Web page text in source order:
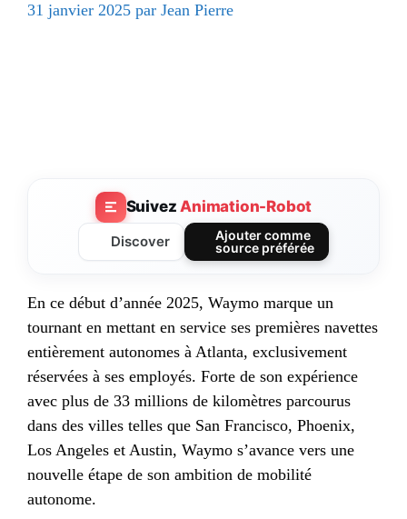
31 janvier 2025 par Jean Pierre
SuivezAnimation-Robot
Discover
Ajouter comme
source préférée
En ce début d’année 2025, Waymo marque un
tournant en mettant en service ses premières navettes
entièrement autonomes à Atlanta, exclusivement
réservées à ses employés. Forte de son expérience
avec plus de 33 millions de kilomètres parcourus
dans des villes telles que San Francisco, Phoenix,
Los Angeles et Austin, Waymo s’avance vers une
nouvelle étape de son ambition de mobilité
autonome.